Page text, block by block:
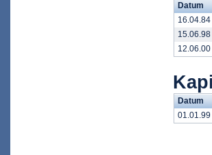
Datum
16.04.84
15.06.98
12.06.00
Datum
01.01.99